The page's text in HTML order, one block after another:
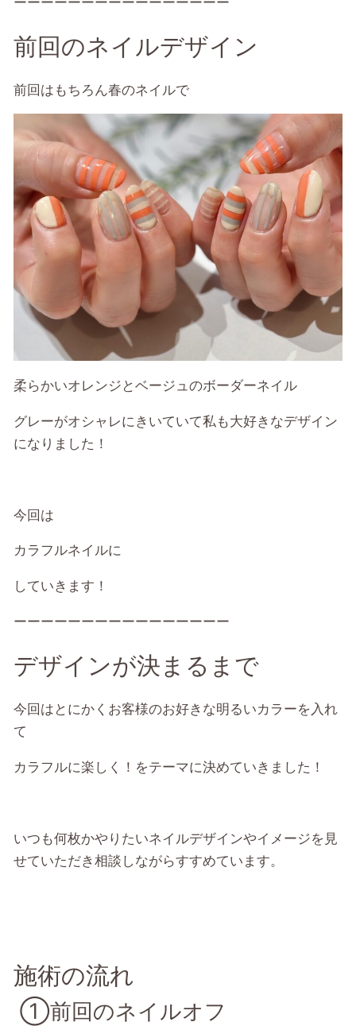
前回のネイルデザイン
前回はもちろん春のネイルで
柔らかいオレンジとベージュのボーダーネイル
グレーがオシャレにきいていて私も大好きなデザイン
になりました！
今回は
カラフルネイルに
していきます！
ーーーーーーーーーーーーーーーー
デザインが決まるまで
今回はとにかくお客様のお好きな明るいカラーを入れ
て
カラフルに楽しく！をテーマに決めていきました！
いつも何枚かやりたいネイルデザインやイメージを見
せていただき相談しながらすすめています。
施術の流れ
①前回のネイルオフ